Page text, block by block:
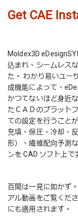
Get CAE
Moldex3D
込まれ、シームレス
た。 わかり易いユー
成機能によって、
かつてないほど身近
たＣＡＤのプラット
ての設定を行うこと
充填、保圧、冷却、
形）、繊維配向予測
ンを CAD ソフト上で
百聞は一見に如かず
アル動画をご覧くだ
にも適用されます。